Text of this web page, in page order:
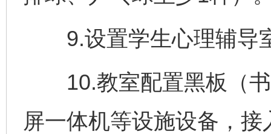
9.设置学生心理辅导
10.教室配置黑板（书
屏一体机等设施设备，